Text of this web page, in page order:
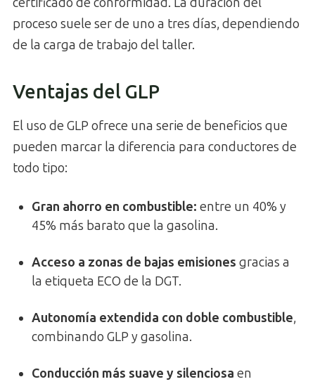
proceso suele ser de uno a tres días, dependiendo
de la carga de trabajo del taller.
Ventajas del GLP
El uso de GLP ofrece una serie de beneficios que
pueden marcar la diferencia para conductores de
todo tipo:
Gran ahorro en combustible: entre un 40% y
45% más barato que la gasolina.
Acceso a zonas de bajas emisiones gracias a
la etiqueta ECO de la DGT.
Autonomía extendida con doble combustible,
combinando GLP y gasolina.
Conducción más suave y silenciosa en